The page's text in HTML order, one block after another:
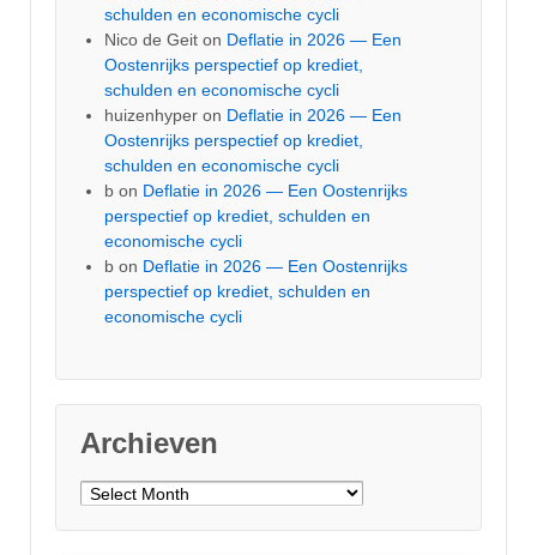
schulden en economische cycli
Nico de Geit on Deflatie in 2026 — Een
Oostenrijks perspectief op krediet,
schulden en economische cycli
huizenhyper on Deflatie in 2026 — Een
Oostenrijks perspectief op krediet,
schulden en economische cycli
b on Deflatie in 2026 — Een Oostenrijks
perspectief op krediet, schulden en
economische cycli
b on Deflatie in 2026 — Een Oostenrijks
perspectief op krediet, schulden en
economische cycli
Archieven
Archieven